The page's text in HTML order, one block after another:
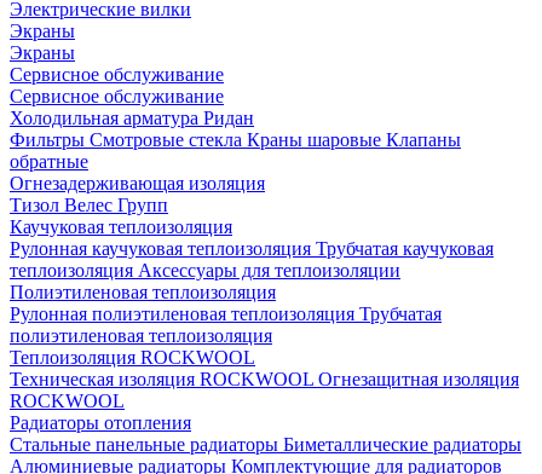
Электрические вилки
Экраны
Экраны
Сервисное обслуживание
Сервисное обслуживание
Холодильная арматура Ридан
Фильтры Смотровые стекла Краны шаровые Клапаны
обратные
Огнезадерживающая изоляция
Тизол Велес Групп
Каучуковая теплоизоляция
Рулонная каучуковая теплоизоляция Трубчатая каучуковая
теплоизоляция Аксессуары для теплоизоляции
Полиэтиленовая теплоизоляция
Рулонная полиэтиленовая теплоизоляция Трубчатая
полиэтиленовая теплоизоляция
Теплоизоляция ROCKWOOL
Техническая изоляция ROCKWOOL Огнезащитная изоляция
ROCKWOOL
Радиаторы отопления
Стальные панельные радиаторы Биметаллические радиаторы
Алюминиевые радиаторы Комплектующие для радиаторов